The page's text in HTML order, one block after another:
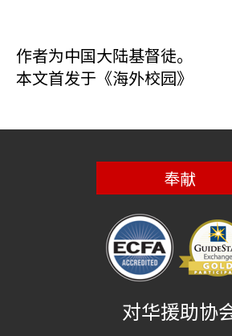
作者为中国大陆基督徒。
本文首发于《海外校园》
奉献
对华援助协